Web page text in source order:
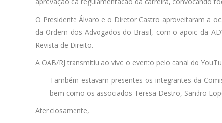
O Presidente Álvaro e o Diretor Castro aproveitaram a
da Ordem dos Advogados do Brasil, com o apoio da
Revista de Direito.
A OAB/RJ transmitiu ao vivo o evento pelo canal do
Também estavam presentes os integrantes da
bem como os associados Teresa Destro, Sandro
Atenciosamente,